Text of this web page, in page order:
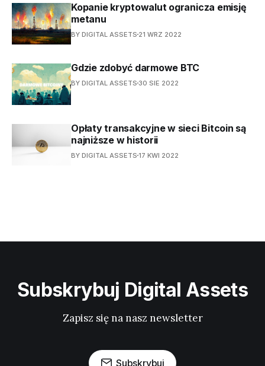
Kopanie kryptowalut ogranicza emisję
metanu
BY DIGITAL ASSETS 21 WRZ 2022
Gdzie zdobyć darmowe BTC
BY DIGITAL ASSETS 30 SIE 2022
Opłaty transakcyjne w sieci Bitcoin są
najniższe w historii
BY DIGITAL ASSETS 17 KWI 2022
Subskrybuj Digital Assets
Zapisz się na nasz newsletter
Subskrybuj